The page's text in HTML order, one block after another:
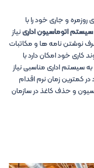
و جاری خود را با
سیستم اتوماسیون ادارینیاز
نوشتن نامه ها و مکاتبات
کاری خود امکان دارد با
سیستم اداری مناسبی نیاز
کمترین زمان نرم اقدام
و حذف کاغذ در سازمان